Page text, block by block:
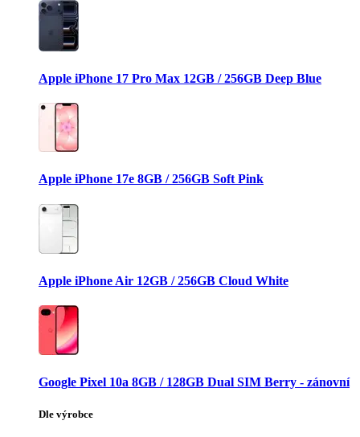
Apple iPhone 17 Pro Max 12GB / 256GB Deep Blue
Apple iPhone 17e 8GB / 256GB Soft Pink
Apple iPhone Air 12GB / 256GB Cloud White
Google Pixel 10a 8GB / 128GB Dual SIM Berry - zánovní
Dle výrobce